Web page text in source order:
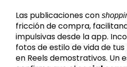
Las publicaciones con
fricción de compra,
impulsivas desde la app.
fotos de estilo de vida de
en Reels demostrativos. Un